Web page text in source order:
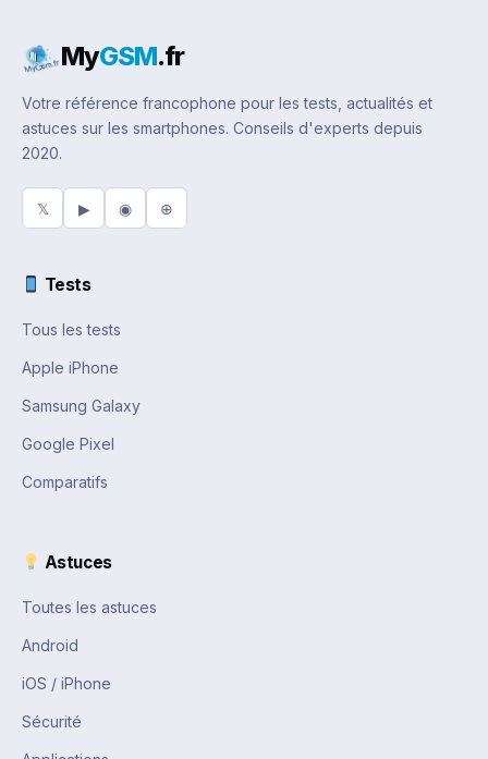
MyGSM.fr
Votre référence francophone pour les tests, actualités et
astuces sur les smartphones. Conseils d'experts depuis
2020.
𝕏 ▶ ◉ ⊕
Tests
Tous les tests
Apple iPhone
Samsung Galaxy
Google Pixel
Comparatifs
Astuces
Toutes les astuces
Android
iOS / iPhone
Sécurité